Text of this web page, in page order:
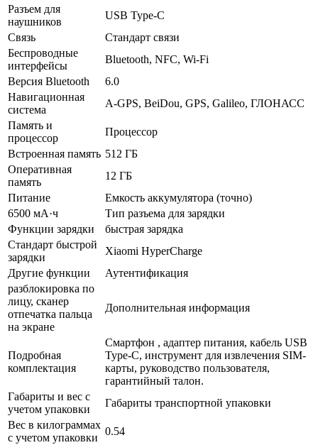
Разъем для
наушников
USB Type-C
Связь
Стандарт связи
Беспроводные
интерфейсы
Bluetooth, NFC, Wi-Fi
Версия Bluetooth
6.0
Навигационная
система
A-GPS, BeiDou, GPS, Galileo, ГЛОНАСС
Память и
процессор
Процессор
Встроенная память 512 ГБ
Оперативная
память
12 ГБ
Питание
Емкость аккумулятора (точно)
6500 мА·ч
Тип разъема для зарядки
Функции зарядки
быстрая зарядка
Стандарт быстрой
зарядки
Xiaomi HyperCharge
Другие функции
Аутентификация
разблокировка по
лицу, сканер
отпечатка пальца
на экране
Дополнительная информация
Подробная
комплектация
Смартфон , адаптер питания, кабель USB
Type-C, инструмент для извлечения SIM-
карты, руководство пользователя,
гарантийный талон.
Габариты и вес с
учетом упаковки
Габариты транспортной упаковки
Вес в килограммах
с учетом упаковки
0.54